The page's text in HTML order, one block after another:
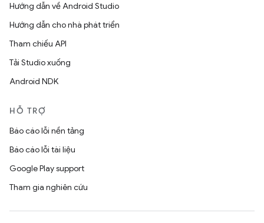
Hướng dẫn về Android Studio
Hướng dẫn cho nhà phát triển
Tham chiếu API
Tải Studio xuống
Android NDK
HỖ TRỢ
Báo cáo lỗi nền tảng
Báo cáo lỗi tài liệu
Google Play support
Tham gia nghiên cứu